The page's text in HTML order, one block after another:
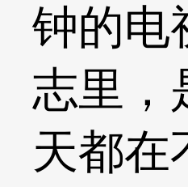
钟的电
志里，
天都在